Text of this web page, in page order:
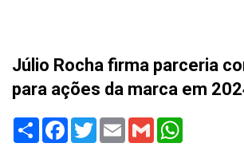
Júlio Rocha firma parceria
para ações da marca em
Share Facebook
TwitterEmail Gmail